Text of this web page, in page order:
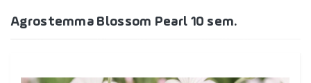
Agrostemma Blossom Pearl 10 sem.